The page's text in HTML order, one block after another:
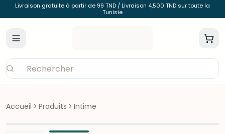
Livraison gratuite à partir de 99 TND / Livraison 4,500 TND sur toute la
Tunisie
Accueil Produits Intime